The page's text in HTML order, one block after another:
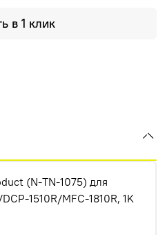
в 1 клик
(N-TN-1075) для
1510R/MFC-1810R, 1K